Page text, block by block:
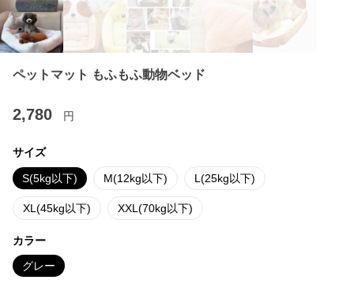
ペットマット もふもふ動物ベッド
2,780 円
サイズ
S(5kg以下) M(12kg以下) L(25kg以下)
XL(45kg以下) XXL(70kg以下)
カラー
グレー